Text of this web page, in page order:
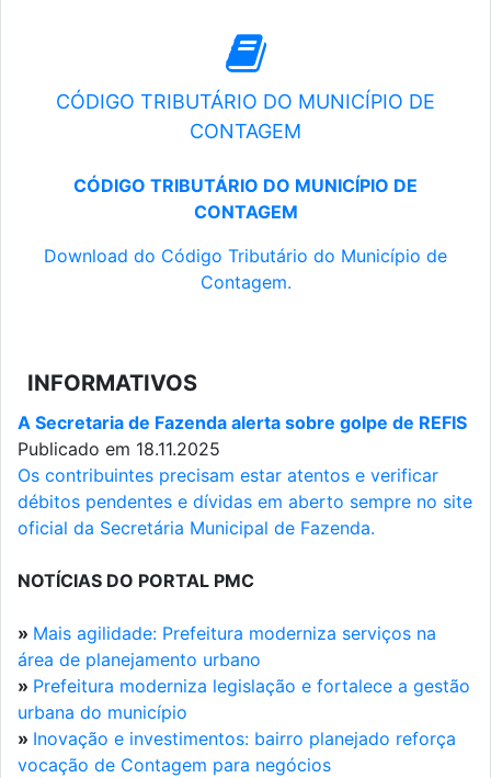
CÓDIGO TRIBUTÁRIO DO MUNICÍPIO DE
CONTAGEM
CÓDIGO TRIBUTÁRIO DO MUNICÍPIO DE
CONTAGEM
Download do Código Tributário do Município de
Contagem.
INFORMATIVOS
A Secretaria de Fazenda alerta sobre golpe de REFIS
Publicado em 18.11.2025
Os contribuintes precisam estar atentos e verificar
débitos pendentes e dívidas em aberto sempre no site
oficial da Secretária Municipal de Fazenda.
NOTÍCIAS DO PORTAL PMC
» Mais agilidade: Prefeitura moderniza serviços na
área de planejamento urbano
» Prefeitura moderniza legislação e fortalece a gestão
urbana do município
» Inovação e investimentos: bairro planejado reforça
vocação de Contagem para negócios